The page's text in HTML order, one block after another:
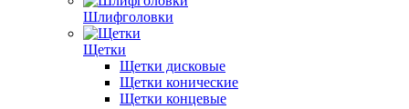
Шлифголовки
Щетки
Щетки дисковые
Щетки конические
Щетки концевые